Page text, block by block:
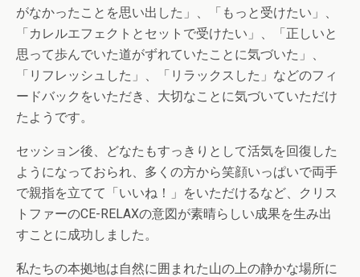
がなかったことを思い出した」、「もっと受けたい」、
「カレルエフェクトとセットで受けたい」、「正しいと
思って歩んでいた道がずれていたことに気づいた」、
「リフレッシュした」、「リラックスした」などのフィ
ードバックをいただき、大切なことに気づいていただけ
たようです。
セッション後、どなたもすっきりとして活気を回復した
ようになっておられ、多くの方から笑顔いっぱいで両手
で親指を立てて「いいね！」をいただけるなど、クリス
トファーのCE-RELAXの意図が素晴らしい成果を生み出
すことに成功しました。
私たちの本拠地は自然に囲まれた山の上の静かな場所に